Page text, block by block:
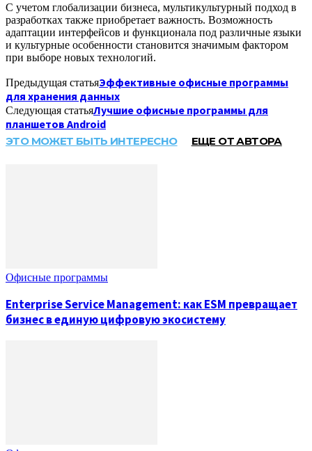
С учетом глобализации бизнеса, мультикультурный подход в
разработках также приобретает важность. Возможность
адаптации интерфейсов и функционала под различные языки
и культурные особенности становится значимым фактором
при выборе новых технологий.
Предыдущая статьяЭффективные офисные программы
для хранения данных
Следующая статьяЛучшие офисные программы для
планшетов Android
ЭТО МОЖЕТ БЫТЬ ИНТЕРЕСНО ЕЩЕ ОТ АВТОРА
Офисные программы
Enterprise Service Management: как ESM превращает
бизнес в единую цифровую экосистему